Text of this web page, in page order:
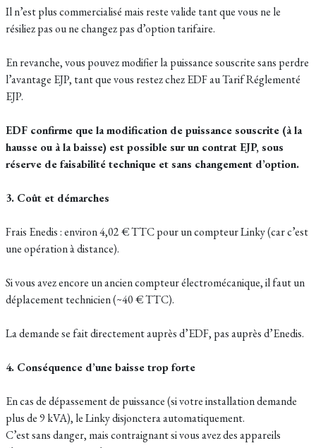
Il n’est plus commercialisé mais reste valide tant que vous ne le
résiliez pas ou ne changez pas d’option tarifaire.
En revanche, vous pouvez modifier la puissance souscrite sans perdre
l’avantage EJP, tant que vous restez chez EDF au Tarif Réglementé
EJP.
EDF confirme que la modification de puissance souscrite (à la
hausse ou à la baisse) est possible sur un contrat EJP, sous
réserve de faisabilité technique et sans changement d’option.
3. Coût et démarches
Frais Enedis : environ 4,02 € TTC pour un compteur Linky (car c’est
une opération à distance).
Si vous avez encore un ancien compteur électromécanique, il faut un
déplacement technicien (~40 € TTC).
La demande se fait directement auprès d’EDF, pas auprès d’Enedis.
4. Conséquence d’une baisse trop forte
En cas de dépassement de puissance (si votre installation demande
plus de 9 kVA), le Linky disjonctera automatiquement.
C’est sans danger, mais contraignant si vous avez des appareils